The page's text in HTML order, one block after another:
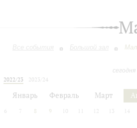
Все события Большой зал
2022/23
2023/24
Январь Февраль Март
6 7 8 9 10 12 13 14